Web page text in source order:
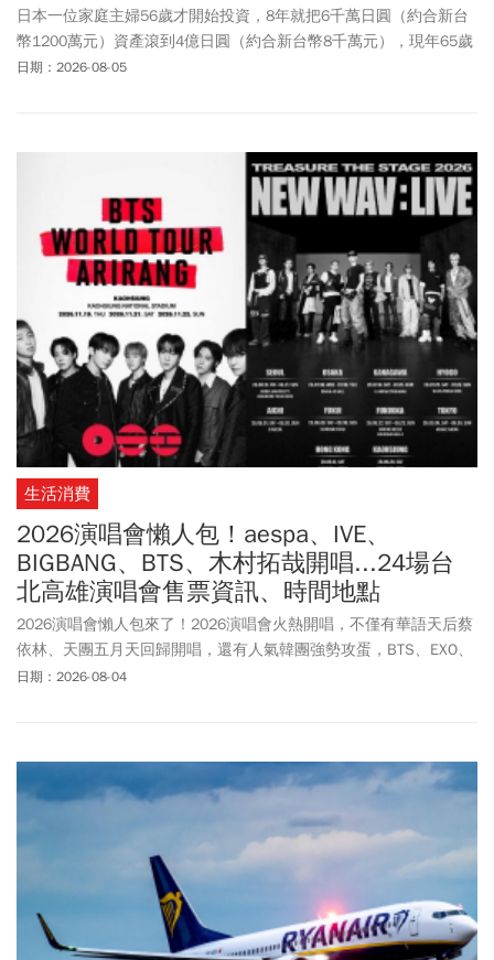
日本一位家庭主婦56歲才開始投資，8年就把6千萬日圓（約合新台
幣1200萬元）資產滾到4億日圓（約合新台幣8千萬元），現年65歲
的她，資產更突破5億日圓（約合新台幣1億元）。從完全沒有投資
日期：2026-08-05
生活消費
2026演唱會懶人包！aespa、IVE、
BIGBANG、BTS、木村拓哉開唱...24場台
北高雄演唱會售票資訊、時間地點
2026演唱會懶人包來了！2026演唱會火熱開唱，不僅有華語天后蔡
依林、天團五月天回歸開唱，還有人氣韓團強勢攻蛋，BTS、EXO、
BIGBANG暌違多年來台！下半年還有許多日本大咖接力來台，包含
日期：2026-08-04